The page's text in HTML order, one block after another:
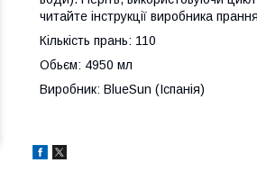
читайте інструкції виробника
Кількість прань: 110
Обьєм: 4950 мл
Виробник: BlueSun (Іспанія)